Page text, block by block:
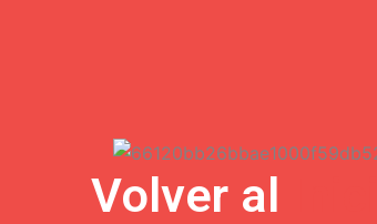
Volver al